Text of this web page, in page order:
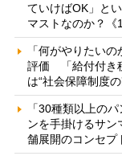
ていけばOK」と
マストなのか？《
「何がやりたい
評価 「給付付き
は“社会保障制度
「30種類以上の
ンを手掛けるサ
舗展開のコンセプ